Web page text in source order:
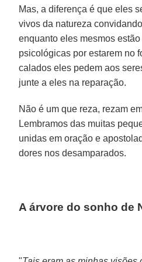
Mas, a diferença é que eles
vivos da natureza
enquanto eles mesmos
psicológicas por estarem no
calados eles pedem aos
junte a eles na reparação.
Não é um que reza, rezam
Lembramos das muitas
unidas em oração e
dores nos desamparados.
A árvore do sonho de